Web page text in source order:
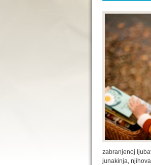
zabranjenoj
junakinja,